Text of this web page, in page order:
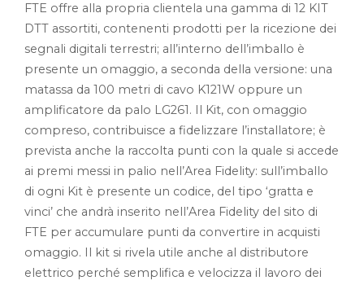
FTE offre alla propria clientela una gamma di 12 KIT
DTT assortiti, contenenti prodotti per la ricezione dei
segnali digitali terrestri; all’interno dell’imballo è
presente un omaggio, a seconda della versione: una
matassa da 100 metri di cavo K121W oppure un
amplificatore da palo LG261. Il Kit, con omaggio
compreso, contribuisce a fidelizzare l’installatore; è
prevista anche la raccolta punti con la quale si accede
ai premi messi in palio nell’Area Fidelity: sull’imballo
di ogni Kit è presente un codice, del tipo ‘gratta e
vinci’ che andrà inserito nell’Area Fidelity del sito di
FTE per accumulare punti da convertire in acquisti
omaggio. Il kit si rivela utile anche al distributore
elettrico perché semplifica e velocizza il lavoro dei